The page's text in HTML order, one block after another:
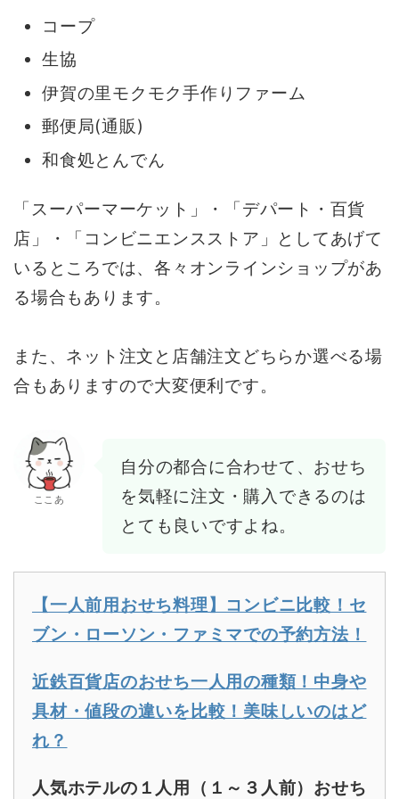
コープ
生協
伊賀の里モクモク手作りファーム
郵便局(通販)
和食処とんでん
「スーパーマーケット」・「デパート・百貨
店」・「コンビニエンスストア」としてあげて
いるところでは、各々オンラインショップがあ
る場合もあります。
また、ネット注文と店舗注文どちらか選べる場
合もありますので大変便利です。
ここあ
自分の都合に合わせて、おせち
を気軽に注文・購入できるのは
とても良いですよね。
【一人前用おせち料理】コンビニ比較！セ
ブン・ローソン・ファミマでの予約方法！
近鉄百貨店のおせち一人用の種類！中身や
具材・値段の違いを比較！美味しいのはど
れ？
人気ホテルの１人用（１～３人前）おせち